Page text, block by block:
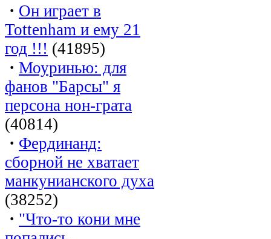
· Он играет в
Tottenham и ему 21
год !!! (41895)
· Моуринью: для
фанов "Барсы" я
персона нон-грата
(40814)
· Фердинанд:
сборной не хватает
манкунианского духа
(38252)
· "Что-то кони мне